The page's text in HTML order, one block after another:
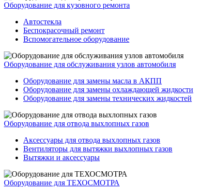
Оборудование для кузовного ремонта
Автостекла
Беспокрасочный ремонт
Вспомогательное оборудование
Оборудование для обслуживания узлов автомобиля
Оборудование для замены масла в АКПП
Оборудование для замены охлаждающей жидкости
Оборудование для замены технических жидкостей
Оборудование для отвода выхлопных газов
Аксессуары для отвода выхлопных газов
Вентиляторы для вытяжки выхлопных газов
Вытяжки и аксессуары
Оборудование для ТЕХОСМОТРА